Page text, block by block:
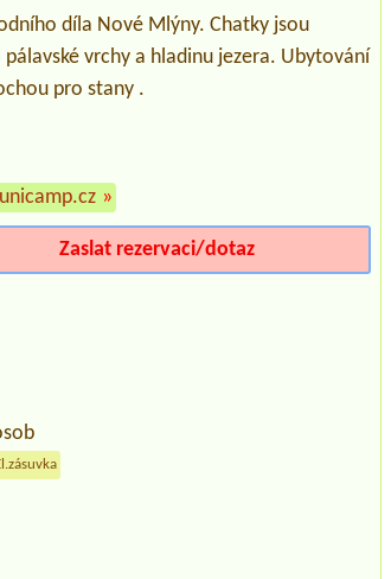
díla Nové Mlýny. Chatky jsou
vrchy a hladinu jezera. Ubytování
pro stany .
»
Zaslat rezervaci/dotaz